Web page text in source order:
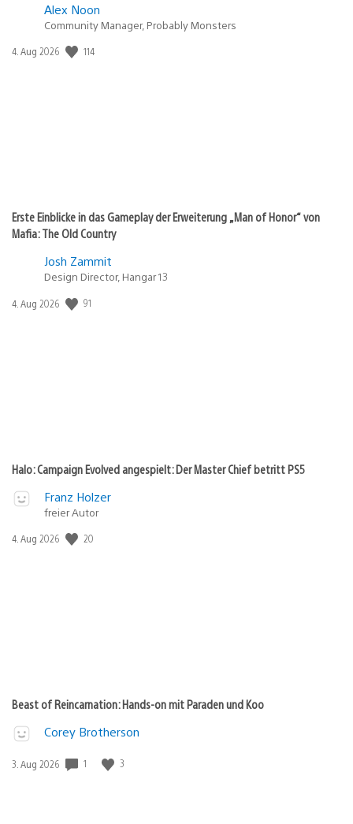
Alex Noon
Community Manager, Probably Monsters
Veröffentlichungsdatum:
4. Aug 2026 114
Erste Einblicke in das Gameplay der Erweiterung „Man of Honor“ von
Mafia: The Old Country
Josh Zammit
Design Director, Hangar 13
Veröffentlichungsdatum:
4. Aug 2026 91
Halo: Campaign Evolved angespielt: Der Master Chief betritt PS5
Franz Holzer
freier Autor
Veröffentlichungsdatum:
4. Aug 2026 20
Beast of Reincarnation: Hands-on mit Paraden und Koo
Corey Brotherson
Veröffentlichungsdatum:
3. Aug 2026 1 3